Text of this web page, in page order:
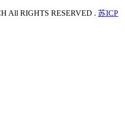
All RIGHTS RESERVED . 苏ICP